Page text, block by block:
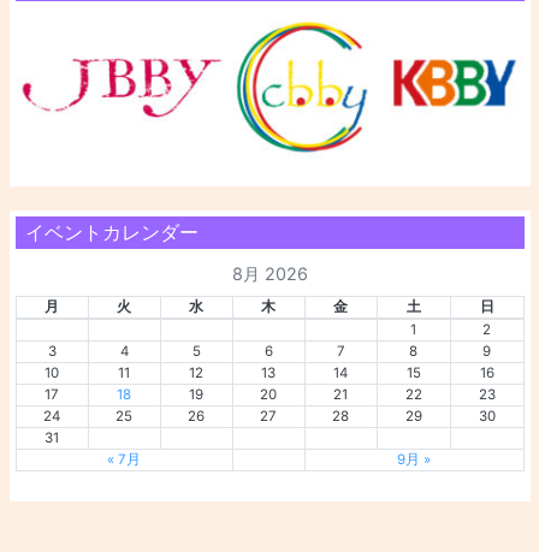
イベントカレンダー
8月 2026
月 火 水 木 金 土
日
1
2
3
4 5 6 7 8
9
10
11 12 13 14 15
16
17
18 19 20 21 22
23
24
25 26 27 28 29
30
31
« 7月
9月 »